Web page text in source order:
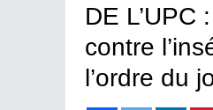
DE L’UPC
contre
l’ordre du